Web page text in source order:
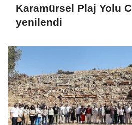
Karamürsel Plaj Yolu
yenilendi